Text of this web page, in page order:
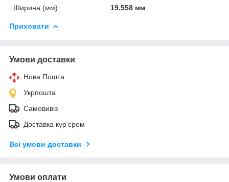
Ширина (мм) 19.558 мм
Приховати
Умови доставки
Нова Пошта
Укрпошта
Самовивіз
Доставка кур'єром
Всі умови доставки
Умови оплати